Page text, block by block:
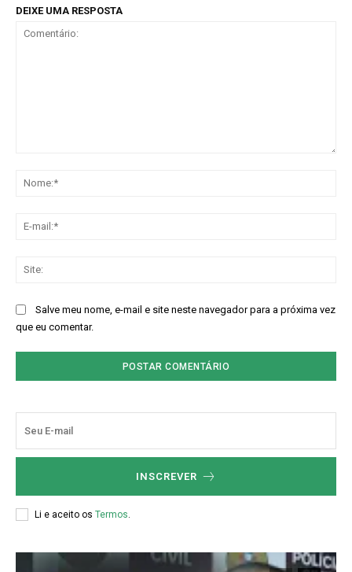
DEIXE UMA RESPOSTA
Salve meu nome, e-mail e site neste navegador para a próxima vez
que eu comentar.
INSCREVER
Li e aceito os Termos